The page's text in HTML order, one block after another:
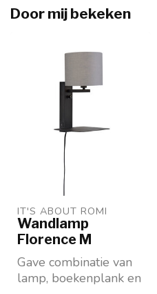
Door mij bekeken
IT'S ABOUT ROMI
Wandlamp
Florence M
Gave combinatie van
lamp, boekenplank en